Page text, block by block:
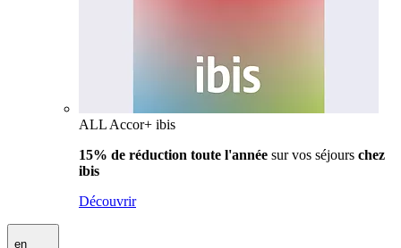
ALL Accor+ ibis
15% de réduction toute l'année sur vos séjours chez
ibis
Découvrir
en